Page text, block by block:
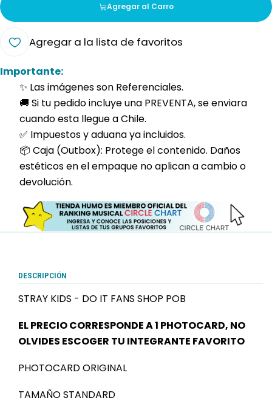
Agregar al Carro
Agregar a la lista de favoritos
Importante:
✨ Las imágenes son Referenciales.
🚚 Si tu pedido incluye una PREVENTA, se enviara
cuando esta llegue a Chile.
✅ Impuestos y aduana ya incluidos.
📦 Caja (Outbox): Protege el contenido. Daños
estéticos en el empaque no aplican a cambio o
devolución.
DESCRIPCIÓN
STRAY KIDS - DO IT FANS SHOP POB
EL PRECIO CORRESPONDE A 1 PHOTOCARD, NO
OLVIDES ESCOGER TU INTEGRANTE FAVORITO
PHOTOCARD ORIGINAL
TAMAÑO STANDARD